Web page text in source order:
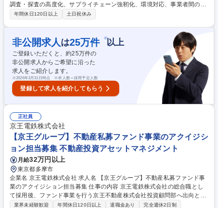
調査・探査の高度化、サプライチェーン強靭化、環境対応、事業者間のデ
ータ連携といった重要課題に対し、当社グループの事業基盤・顧客基盤・
し、次世代の資源開発・活用を支える業界横断プラットフォームの戦略企
画を推進 次世代デジタル社会インフラならびに次世代デジタル社会インフ
ラを土台とした事業創造・戦略企画 ■海洋・鉱物資源事業者、業界団体、
関連サービス事業者などへのニーズヒアリング、課題整理、仮説構築 募集
職種 戦略企画（海洋・鉱物資源領域）【次世代戦略本部】
年間休日120日以上 土日祝休み
非公開求人 は25万件 ※以上
ご登録いただくと、約25万件の
非公開求人からご希望に沿った
求人をご紹介します。
※2026年3月31日時点 ※求人数＝採用予定人数
登録して求人を紹介してもらう
正社員
京王電鉄株式会社
【京王グループ】不動産私募ファンド事業のアクイジシ
ョン担当募集 不動産投資アセットマネジメント
月給32万円以上
東京都多摩市
企業名 京王電鉄株式会社 求人名 【京王グループ】不動産私募ファンド事
業のアクイジション担当募集 仕事の内容 京王電鉄株式会社の総合職とし
て採用後、ファンド事業を行う京王不動産株式会社投資顧問部へ出向とな
ります。出向先では不動産の取得に関する以下の実務を担当していただき
業界未経験歓迎 年間休日120日以上 退職金あり
完全週休2日制